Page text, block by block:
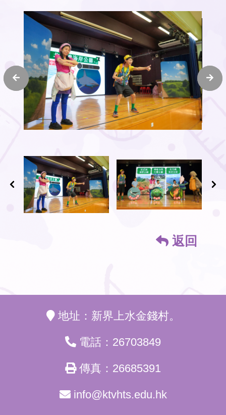
返回
地址：新界上水金錢村。
電話：26703849
傳真：26685391
info@ktvhts.edu.hk